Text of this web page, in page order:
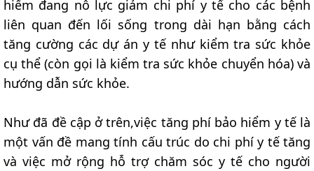
hiểm đang nỗ lực giảm chi phí y tế cho các bệnh
liên quan đến lối sống trong dài hạn bằng cách
tăng cường các dự án y tế như kiểm tra sức khỏe
cụ thể (còn gọi là kiểm tra sức khỏe chuyển hóa) và
hướng dẫn sức khỏe.
Như đã đề cập ở trên,việc tăng phí bảo hiểm y tế là
một vấn đề mang tính cấu trúc do chi phí y tế tăng
và việc mở rộng hỗ trợ chăm sóc y tế cho người